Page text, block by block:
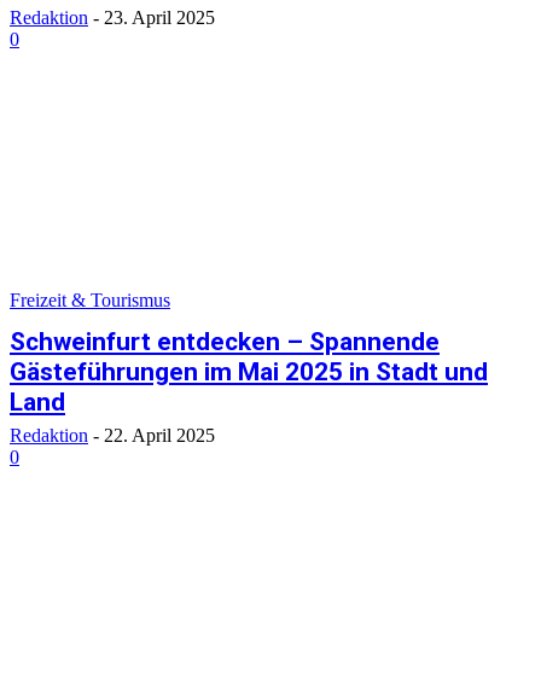
Redaktion - 23. April 2025
0
Freizeit & Tourismus
Schweinfurt entdecken – Spannende
Gästeführungen im Mai 2025 in Stadt und
Land
Redaktion - 22. April 2025
0